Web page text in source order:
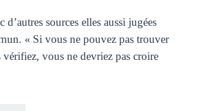
sources elles aussi jugées
« Si vous ne pouvez pas trouver
vous ne devriez pas croire